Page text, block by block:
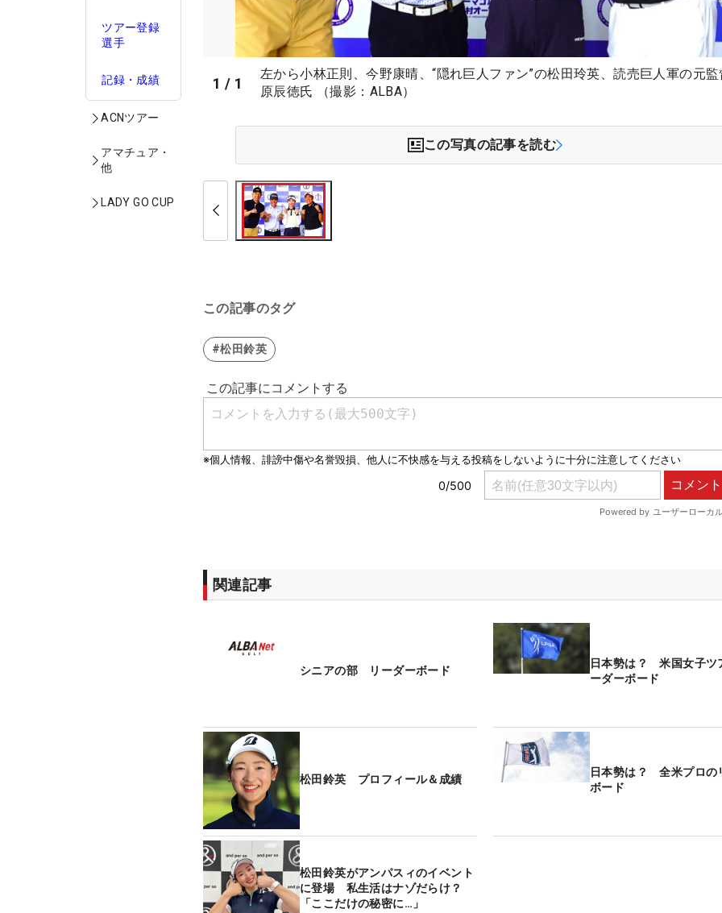
ツアー登録
選手
記録・成績
ACNツアー
アマチュア・
他
LADY GO CUP
1 / 1
左から小林正則、今野康晴、“隠れ巨人ファン”の松田玲英、読売巨人軍の元
原辰徳氏 （撮影：ALBA）
この写真の記事を読む
この記事のタグ
#松田鈴英
関連記事
シニアの部 リーダーボード
日本勢は？ 米国女子ツ
ーダーボード
松田鈴英 プロフィール＆成績
日本勢は？ 全米プロの
ボード
松田鈴英がアンパスィのイベント
に登場 私生活はナゾだらけ？
「ここだけの秘密に…」